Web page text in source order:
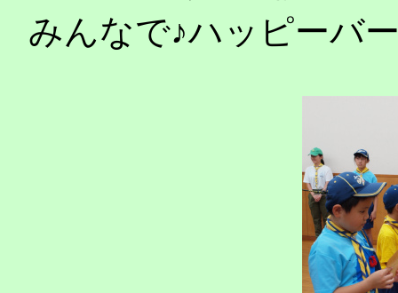
みんなで♪ハッピーバ